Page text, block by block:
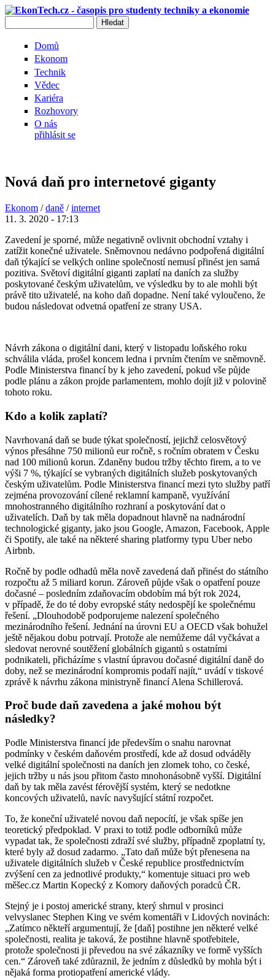
Přejít k hlavnímu obsahu
Domů
Ekonom
Technik
Vědec
Kariéra
Rozhovory
O nás
přihlásit se
Nová daň pro internetové giganty
Ekonom /daně /internet
11. 3. 2020 - 17:13
Zavedení je sporné, může negativně ovlivnit obchodní vztahy i
zatížit konečné uživatele. Sněmovnou nedávno podpořená digitální
daň týkající se velkých online společností nemusí přinést jen samá
pozitiva. Světoví digitální giganti zaplatí na daních za služby
poskytované českým uživatelům, ve výsledku by to ale mohli být
právě tito uživatelé, na koho daň dopadne. Není také vyloučeno, že
budou následovat odvetná opatření ze strany USA.
Návrh zákona o digitální dani, který v listopadu loňského roku
schválila vláda, prošel koncem ledna i prvním čtením ve sněmovně.
Podle Ministerstva financí by k jeho zavedení, pokud vše půjde
podle plánu a zákon projde parlamentem, mohlo dojít již v polovině
tohoto roku.
Kdo a kolik zaplatí?
Navrhovaná daň se bude týkat společností, jejichž celosvětový
výnos přesáhne 750 milionů eur ročně, s ročním obratem v Česku
nad 100 milionů korun. Zdaněny budou tržby těchto firem, a to ve
výši 7 %, týkající se vybraných digitálních služeb poskytovaných
českým uživatelům. Podle Ministerstva financí mezi tyto služby patří
zejména provozování cílené reklamní kampaně, využívání
mnohostranného digitálního rozhraní a poskytování dat o
uživatelích. Daň by tak měla dopadnout hlavně na nadnárodní
technologické giganty, jako jsou Google, Amazon, Facebook, Apple
či Spotify, ale také na některé sharing platformy typu Uber nebo
Airbnb.
Ročně by podle odhadů měla nově zavedená daň přinést do státního
rozpočtu až 5 miliard korun. Zároveň půjde však o opatření pouze
dočasné – posledním zdaňovacím obdobím má být rok 2024,
v případě, že do té doby evropské státy nedospějí ke společnému
řešení. „Dlouhodobě podporujeme nalezení společného
mezinárodního řešení. Jednání na úrovni EU a OECD však bohužel
ještě nějakou dobu potrvají. Protože ale nemůžeme dál vyčkávat a
sledovat nerovné soutěžení globálních gigantů s ostatními
podnikateli, přicházíme s vlastní úpravou dočasné digitální daně do
doby, než se mezinárodní kompromis podaří najít,“ uvádí v tiskové
zprávě k návrhu zákona ministryně financí Alena Schillerová.
Proč bude daň zavedena a jaké mohou být
následky?
Podle Ministerstva financí jde především o snahu narovnat
podmínky v českém daňovém prostředí, kde až dosud odváděly
velké digitální společnosti na daních jen zlomek toho, co české,
jejich tržby u nás jsou přitom často mnohonásobně vyšší. Digitální
daň by tak měla zavést férovější systém, který se nedotkne
koncových uživatelů, navíc navyšující státní rozpočet.
To, že koneční uživatelé novou daň nepocítí, je však spíše jen
teoretický předpoklad. V praxi to totiž podle odborníků může
vypadat tak, že společnosti zdraží své služby, případně zpoplatní ty,
které byly až dosud zadarmo. „Tato daň může být přenesena na
uživatele digitálních služeb v České republice prostřednictvím
zvýšení cen za jednotlivé produkty,“ komentuje situaci pro web
měšec.cz Martin Kopecký z Komory daňových poradců ČR.
Stejný je i postoj americké strany, který shrnul v prosinci
velvyslanec Stephen King ve svém komentáři v Lidových novinách:
„Zatímco někteří argumentují, že [daň] postihne jen některé velké
společnosti, realita je taková, že postihne hlavně spotřebitele,
protože společnosti ji převedou na své zákazníky ve formě vyšších
cen.“ Zároveň také zdůraznil, že jedním z důsledků by mohla být i
nějaká forma protiopatření americké vlády.